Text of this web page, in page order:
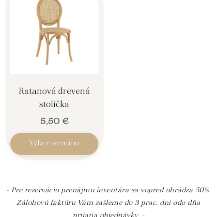
Ratanová drevená
stolička
5,50 €
Výber termínu
- Pre rezerváciu prenájmu inventára sa vopred uhrádza 50%.
Zálohovú faktúru Vám zašleme do 3 prac. dní odo dňa